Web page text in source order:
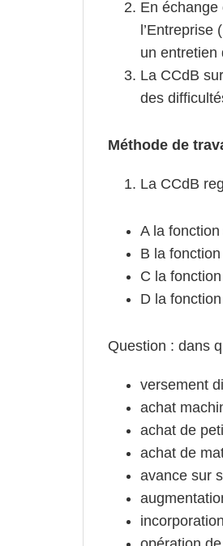
En
un entretien
La CCdB
des
Méthode de
La CCdB
A la fonction
B la
C la
D la
Question : dans
versement
achat
achat de
achat de
avance sur